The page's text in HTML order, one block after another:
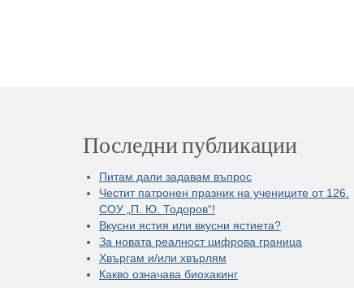
Последни публикации
Питам дали задавам въпрос
Честит патронен празник на учениците от 126.
СОУ „П. Ю. Тодоров“!
Вкусни ястия или вкусни ястиета?
За новата реалност цифрова граница
Хвъргам и/или хвърлям
Какво означава биохакинг